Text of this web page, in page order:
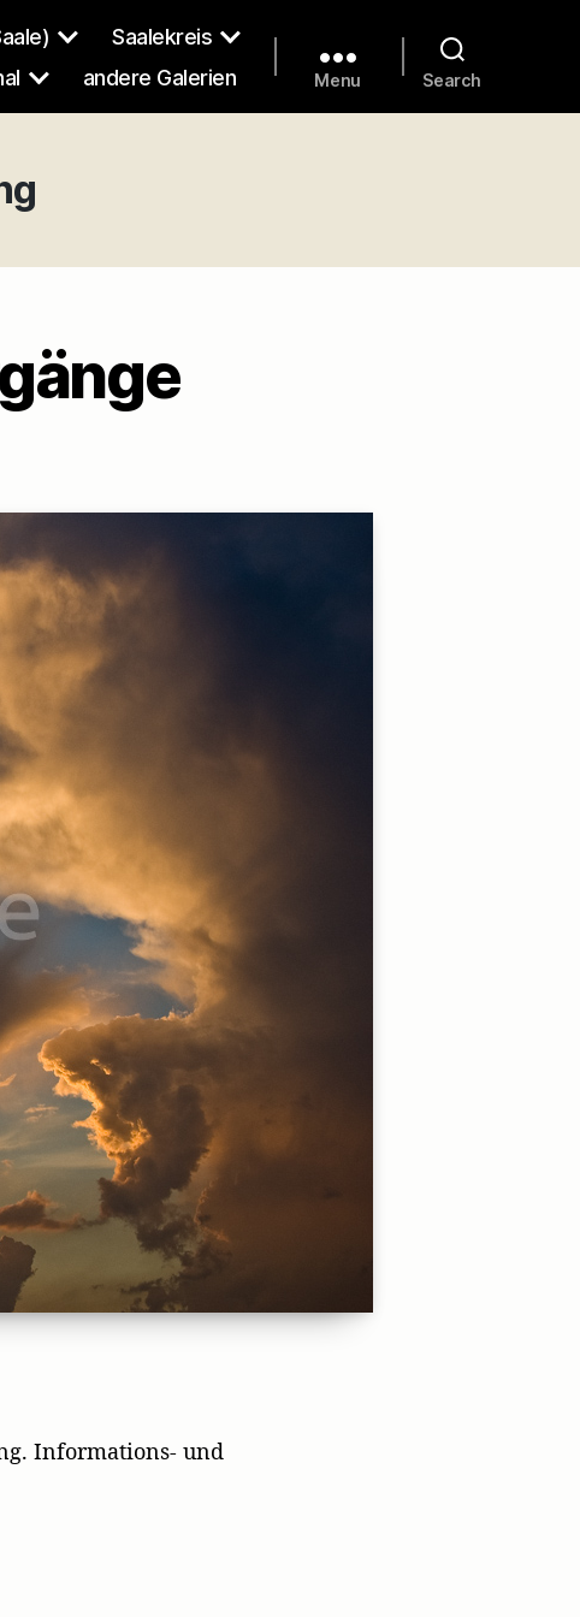
Saalekreis
andere Galerien Menu Search
Informations- und